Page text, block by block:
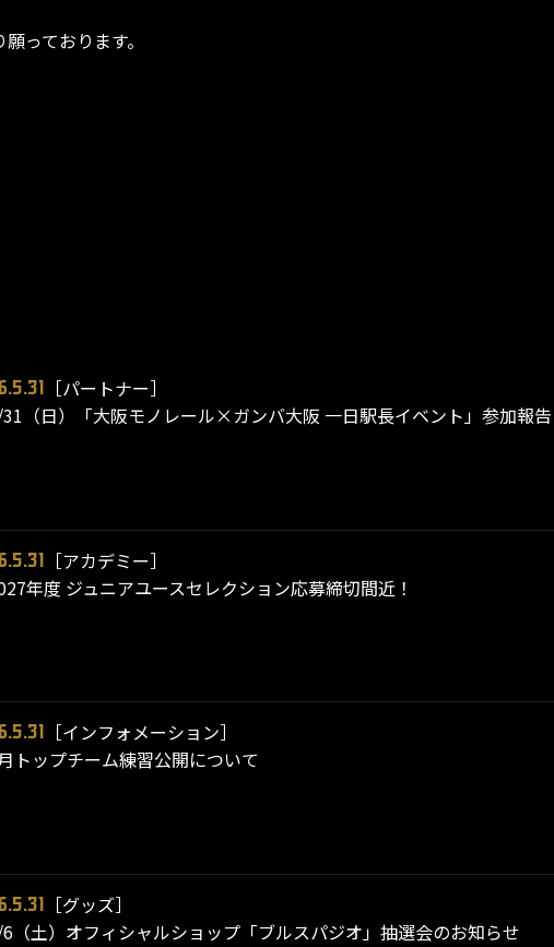
っております。
［パートナー］
（日）「大阪モノレール×ガンバ大阪 一日駅長イベント」参加報告
［アカデミー］
年度 ジュニアユースセレクション応募締切間近！
［インフォメーション］
トップチーム練習公開について
［グッズ］
（土）オフィシャルショップ「ブルスパジオ」抽選会のお知らせ